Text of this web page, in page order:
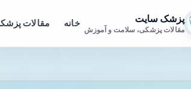
پزشک سایت
مقالات پزشکی، سلامت و آموزش
خانه مقالات